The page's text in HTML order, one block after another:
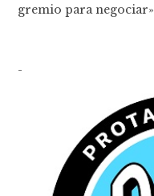
gremio para negociar»
-